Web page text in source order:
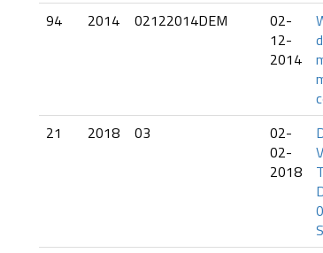
94 2014 02122014DEM
02-
12-
2014
21 2018 03
02-
02-
2018